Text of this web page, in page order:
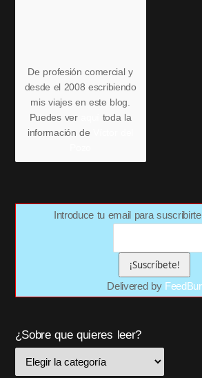
De profesión comercial y
desde el 2008 escribiendo
mis viajes en este blog.
Puedes ver
toda la
información de
Introduce tu email para suscribirte
Delivered by
¿Sobre que quieres leer?